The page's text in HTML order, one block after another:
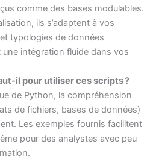
comme des bases modulables.
ils s’adaptent à vos
typologies de données
intégration fluide dans vos
il pour utiliser ces scripts ?
de Python, la compréhension
de fichiers, bases de données)
Les exemples fournis facilitent
pour des analystes avec peu